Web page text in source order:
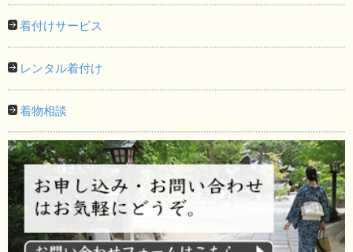
着付けサービス
レンタル着付け
着物相談